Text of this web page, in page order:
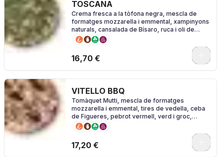
TOSCANA
Crema fresca a la tòfona negra, mescla de
formatges mozzarella i emmental, xampinyons
naturals, cansalada de Bísaro, ruca i oli de
tòfona
16,70 €
VITELLO BBQ
Tomàquet Mutti, mescla de formatges
mozzarella i emmental, tires de vedella, ceba
de Figueres, pebrot vermell, verd i groc,
pebrots de Padró i sal
17,20 €